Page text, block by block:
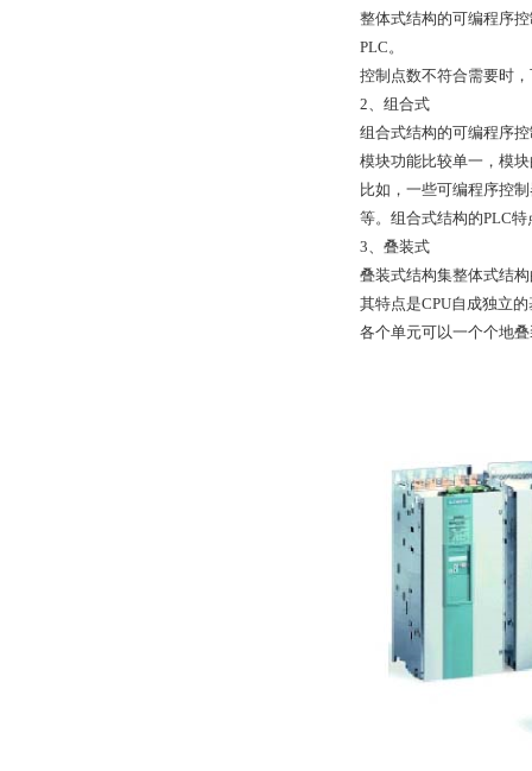
整体式结构的可编程序
PLC。
控制点数不符合需要时
2、组合式
组合式结构的可编程序
模块功能比较单一，模
比如，一些可编程序控
等。组合式结构的PLC
3、叠装式
叠装式结构集整体式结
其特点是CPU自成独立
各个单元可以一个个地